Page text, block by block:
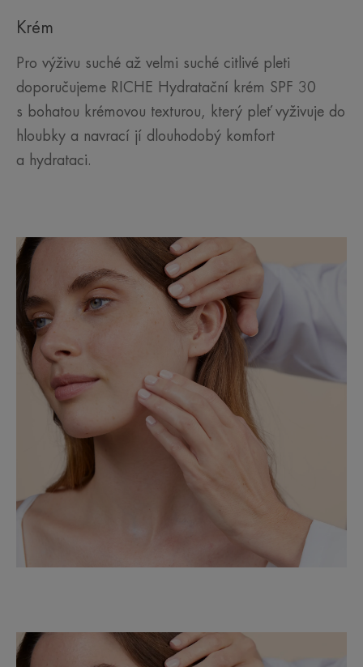
Krém
Pro výživu suché až velmi suché citlivé pleti
doporučujeme RICHE Hydratační krém SPF 30
s bohatou krémovou texturou, který pleť vyživuje do
hloubky a navrací jí dlouhodobý komfort
a hydrataci.